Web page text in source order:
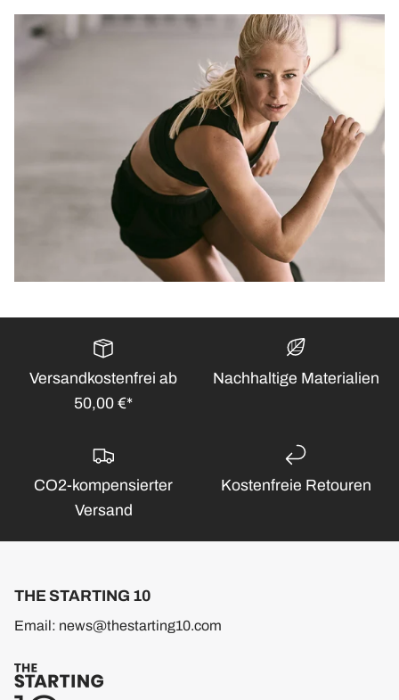
Versandkostenfrei ab
50,00 €*
Nachhaltige Materialien
CO2-kompensierter
Versand
Kostenfreie Retouren
THE STARTING 10
Email: news@thestarting10.com